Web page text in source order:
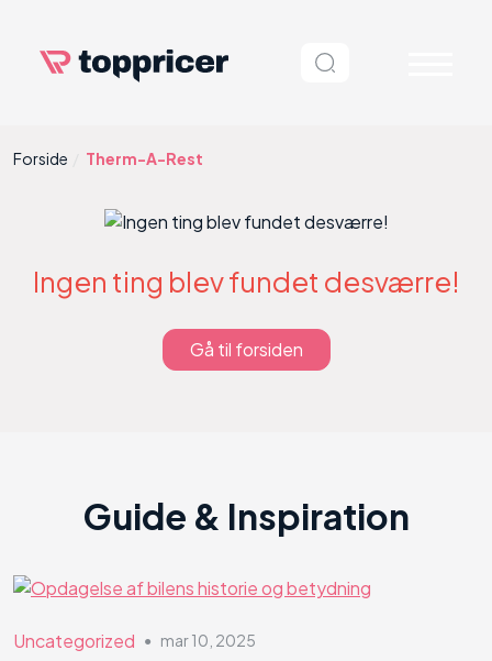
Forside Therm-A-Rest
Ingen ting blev fundet desværre!
Gå til forsiden
Guide & Inspiration
Uncategorized ● mar 10, 2025